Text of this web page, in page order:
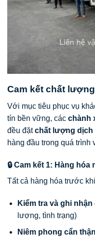
Cam kết chất
Với mục tiêu phục vụ
tín bền vững, các chành
đều đặtchất lượng dịch
hàng đầu trong quá trình
🔒 Cam kết 1: Hàng
Tất cả hàng hóa trước
Kiểm tra và ghi
lượng, tình trạng)
Niêm phong cẩn thận